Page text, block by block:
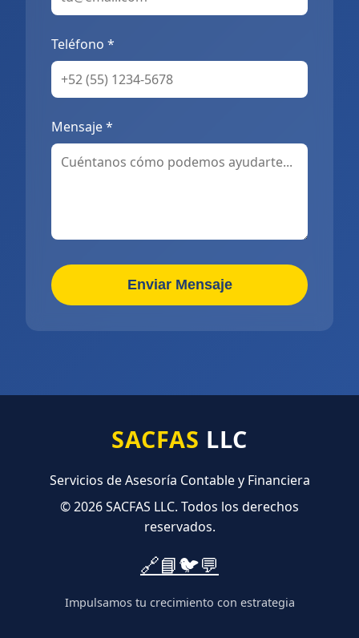
Teléfono *
Mensaje *
Enviar Mensaje
SACFAS LLC
Servicios de Asesoría Contable y Financiera
© 2026 SACFAS LLC. Todos los derechos
reservados.
🔗📘🐦💬
Impulsamos tu crecimiento con estrategia